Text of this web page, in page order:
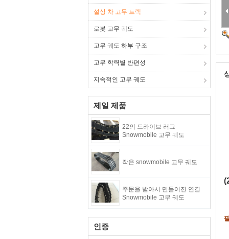
설상 차 고무 트랙
로봇 고무 궤도
고무 궤도 하부 구조
고무 학력별 반편성
지속적인 고무 궤도
제일 제품
22의 드라이브 러그
Snowmobile 고무 궤도
작은 snowmobile 고무 궤도
주문을 받아서 만들어진 연결
Snowmobile 고무 궤도
인증